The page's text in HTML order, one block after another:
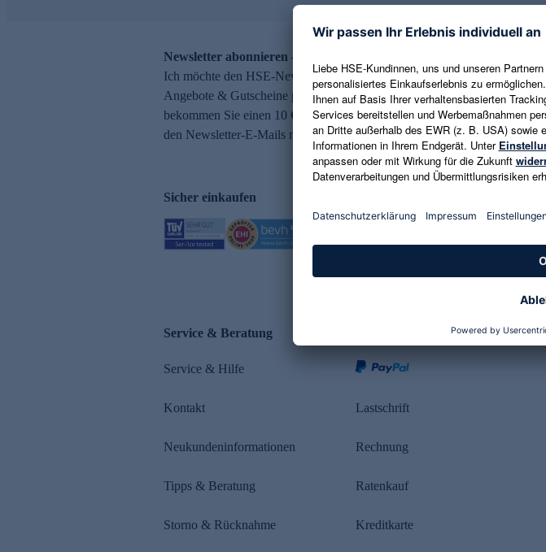
Newsletter abonnieren – 10 € Gutschein erhalten
Ich möchte den HSE-Newsletter abonnieren und aktuelle Trends,
Angebote & Gutscheine per E-Mail erhalten. Als Dankeschön
bekommen Sie einen 10 € Gutschein. Eine Abmeldung ist jederzeit in
den Newsletter-E-Mails möglich.
Sicher einkaufen
Service & Beratung
Service & Hilfe
Kontakt
Neukundeninformationen
Tipps & Beratung
Storno & Rücknahme
Lastschrift
Rechnung
Ratenkauf
Kreditkarte